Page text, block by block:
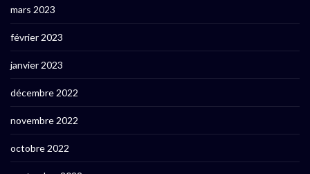
mars 2023
février 2023
janvier 2023
décembre 2022
novembre 2022
octobre 2022